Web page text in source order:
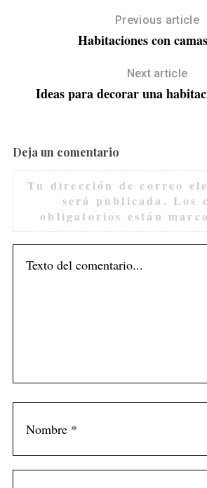
Previous article
Habitaciones con
Next article
Ideas para decorar una
Deja un comentario
Tu dirección de correo
será publicada. Los
obligatorios están